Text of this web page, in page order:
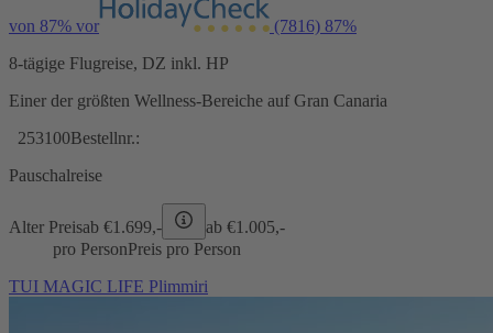
von 87% vor (7816) 87%
8-tägige Flugreise, DZ inkl. HP
Einer der größten Wellness-Bereiche auf Gran Canaria
253100Bestellnr.:
Pauschalreise
Alter Preisab €1.699,- ab €1.005,-
pro PersonPreis pro Person
TUI MAGIC LIFE Plimmiri